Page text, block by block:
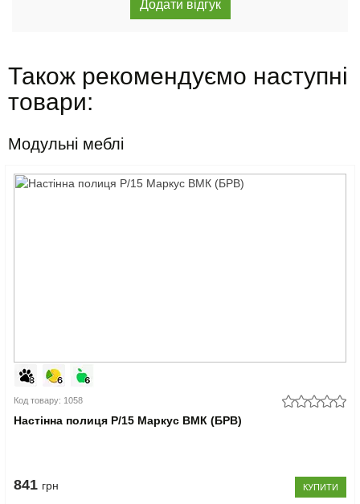
Також рекомендуємо наступні
товари:
Модульні меблі
Код товару: 1058
Настінна полиця P/15 Маркус ВМК (БРВ)
841 грн КУПИТИ